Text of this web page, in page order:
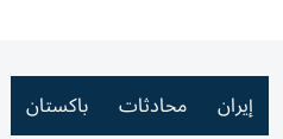
إيران محادثات باكستان